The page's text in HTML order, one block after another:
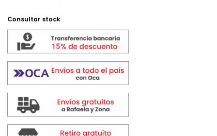
Consultar stock